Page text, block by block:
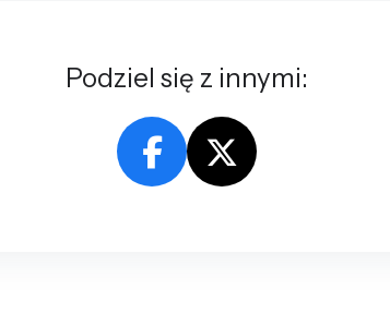
Podziel się z innymi: